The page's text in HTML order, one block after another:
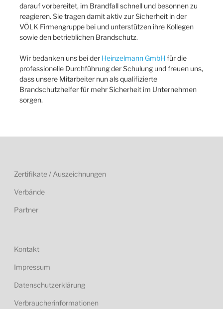
darauf vorbereitet, im Brandfall schnell und besonnen zu
reagieren. Sie tragen damit aktiv zur Sicherheit in der
VÖLK Firmengruppe bei und unterstützen ihre Kollegen
sowie den betrieblichen Brandschutz.
Wir bedanken uns bei der Heinzelmann GmbH für die
professionelle Durchführung der Schulung und freuen uns,
dass unsere Mitarbeiter nun als qualifizierte
Brandschutzhelfer für mehr Sicherheit im Unternehmen
sorgen.
Zertifikate / Auszeichnungen
Verbände
Partner
Kontakt
Impressum
Datenschutzerklärung
Verbraucherinformationen